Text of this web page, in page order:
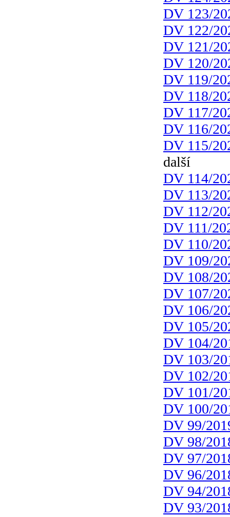
DV 123/
DV 122/
DV 121/
DV 120/
DV 119/
DV 118/
DV 117/
DV 116/
DV 115/
další
DV 114/
DV 113/
DV 112/
DV 111/
DV 110/
DV 109/
DV 108/
DV 107/
DV 106/
DV 105/
DV 104/
DV 103/
DV 102/
DV 101/
DV 100/
DV 99/
DV 98/
DV 97/
DV 96/
DV 94/
DV 93/